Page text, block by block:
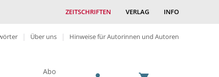
ZEITSCHRIFTEN VERLAG INFO
Über uns Hinweise für Autorinnen und Autoren
Abo